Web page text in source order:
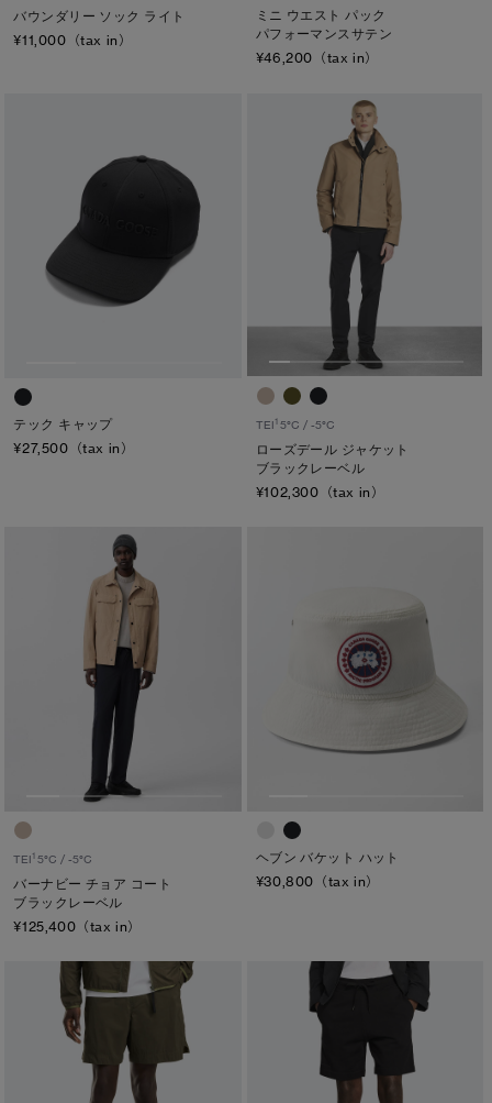
メイドインジャパンTシャツ
アクセサリー
フットウェア
コレクション
メイドインジャパンTシャツ
アクセサリー
フットウェア
コレクション
ディスク
ホワイト ディスク
ト―ナル ディスク
PBI ディスク
ディスクなし
TEI2：０℃/-１5℃
TEI5：-30℃以下
S/M
L/XL
ONESIZE
カラー
ブラック
グリーン系
グレー系
レッド系
イエロー系
プリント/その他
ピンク系
バウンダリー ソック ライト
¥11,000（tax in）
ミニ ウエスト パック
パフォーマンスサテン
¥46,200（tax in）
テック キャップ
¥27,500（tax in）
TEI15°C / -5°C
ローズデール ジャケット
ブラックレーベル
¥102,300（tax in）
TEI1 5°C / -5°C
バーナビー チョア コート
ブラックレーベル
¥125,400（tax in）
ヘブン バケット ハット
¥30,800（tax in）